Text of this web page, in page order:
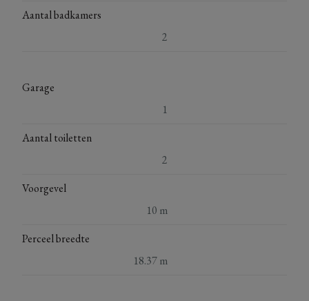
Aantal badkamers
2
Garage
1
Aantal toiletten
2
Voorgevel
10 m
Perceel breedte
18.37 m